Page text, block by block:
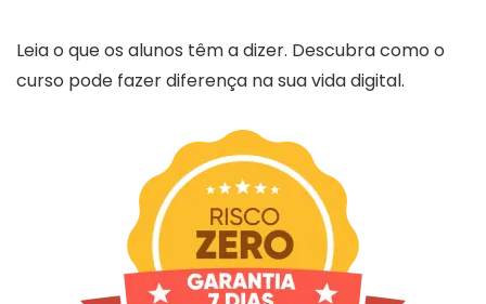
Leia o que os alunos têm a dizer. Descubra como o
curso pode fazer diferença na sua vida digital.